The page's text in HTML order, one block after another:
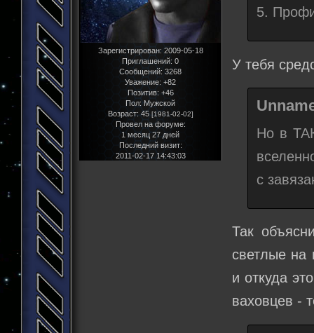
Зарегистрирован: 2009-05-18
Приглашений: 0
Сообщений: 3268
Уважение: +82
Позитив: +46
Пол:Мужской
Возраст: 45 [1981-02-02]
Провел на форуме:
1 месяц 27 дней
Последний визит:
2011-02-17 14:43:03
5.
У тебя
Но в
с
Так
светлые на
и откуда
ваховцев -